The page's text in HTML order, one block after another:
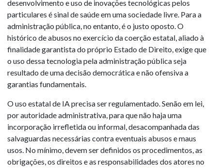
desenvolvimento e uso de inovações tecnológicas pelos
particulares é sinal de saúde em uma sociedade livre. Para a
administração pública, no entanto, é o justo oposto. O
histórico de abusos no exercício da coerção estatal, aliado à
finalidade garantista do próprio Estado de Direito, exige que
o uso dessa tecnologia pela administração pública seja
resultado de uma decisão democrática e não ofensiva a
garantias fundamentais.
O uso estatal de IA precisa ser regulamentado. Senão em lei,
por autoridade administrativa, para que não haja uma
incorporação irrefletida ou informal, desacompanhada das
salvaguardas necessárias contra eventuais abusos e maus
usos. No mínimo, devem ser definidos os procedimentos, as
obrigações, os direitos e as responsabilidades dos atores no